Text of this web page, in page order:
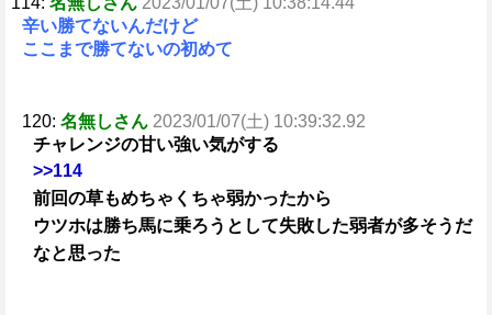
辛い勝てないんだけど
ここまで勝てないの初めて
120: 名無しさん 2023/01/07(土) 10:39:32.92
チャレンジの甘い強い気がする
>>114
前回の草もめちゃくちゃ弱かったから
ウツホは勝ち馬に乗ろうとして失敗した弱者が多そうだ
なと思った